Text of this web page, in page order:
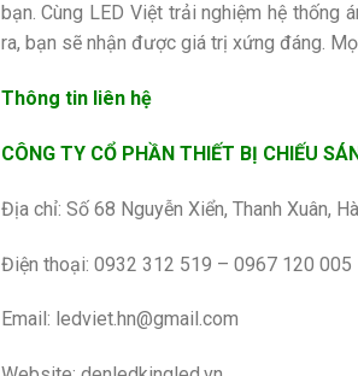
bạn. Cùng LED Việt trải nghiệm hệ
ra, bạn sẽ nhận được giá trị xứng đáng.
Thông tin liên hệ
CÔNG TY CỔ PHẦN THIẾT BỊ CHIẾU
Địa chỉ: Số 68 Nguyễn Xiển, Thanh Xuân,
Điện thoại: 0932 312 519 – 0967 120 005
Email: ledviet.hn@gmail.com